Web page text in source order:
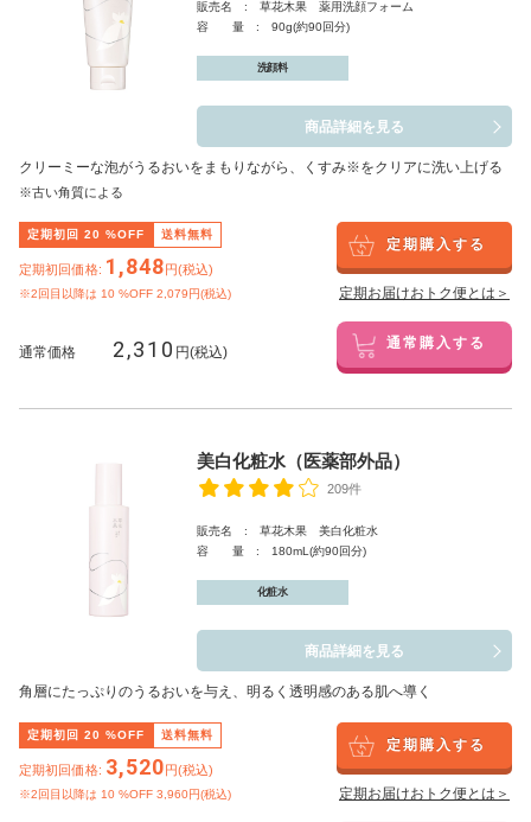
販売名 : 草花木果 薬用洗顔フォーム
容 量 : 90g(約90回分)
洗顔料
商品詳細を見る
クリーミーな泡がうるおいをまもりながら、くすみ※をクリアに洗い上げる
※古い角質による
定期初回 20 %OFF 送料無料
定期初回価格: 1,848円(税込)
※2回目以降は 10 %OFF 2,079円(税込)
定期購入する
定期お届けおトク便とは＞
通常価格 2,310 円(税込) 通常購入する
美白化粧水（医薬部外品）
209件
販売名 : 草花木果 美白化粧水
容 量 : 180mL(約90回分)
化粧水
商品詳細を見る
角層にたっぷりのうるおいを与え、明るく透明感のある肌へ導く
定期初回 20 %OFF 送料無料
定期初回価格: 3,520円(税込)
※2回目以降は 10 %OFF 3,960円(税込)
定期購入する
定期お届けおトク便とは＞